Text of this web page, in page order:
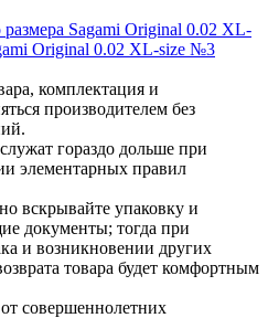
Sagami Original 0.02 XL-
Original 0.02 XL-size №3
комплектация и
производителем без
гораздо дольше при
элементарных правил
вскрывайте упаковку и
документы; тогда при
и возникновении других
товара будет комфортным
совершеннолетних